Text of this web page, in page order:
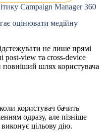
Campaign Manager 360
оцінювати медійну
не лише прямі
post-view та cross-device
повніший шлях користувача
користувач бачить
одразу, але пізніше
цільову дію.